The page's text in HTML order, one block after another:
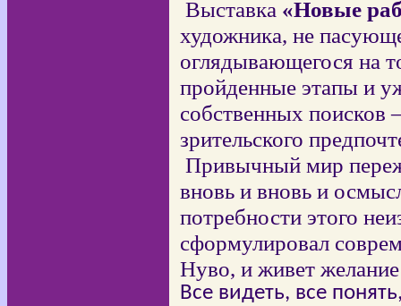
Выставка «Новые
художника, не
оглядывающегося на
пройденные этапы и
собственных поисков
зрительского
Привычный мир
вновь и вновь и
потребности этого
сформулировал
Нуво, и живет
Все видеть, все